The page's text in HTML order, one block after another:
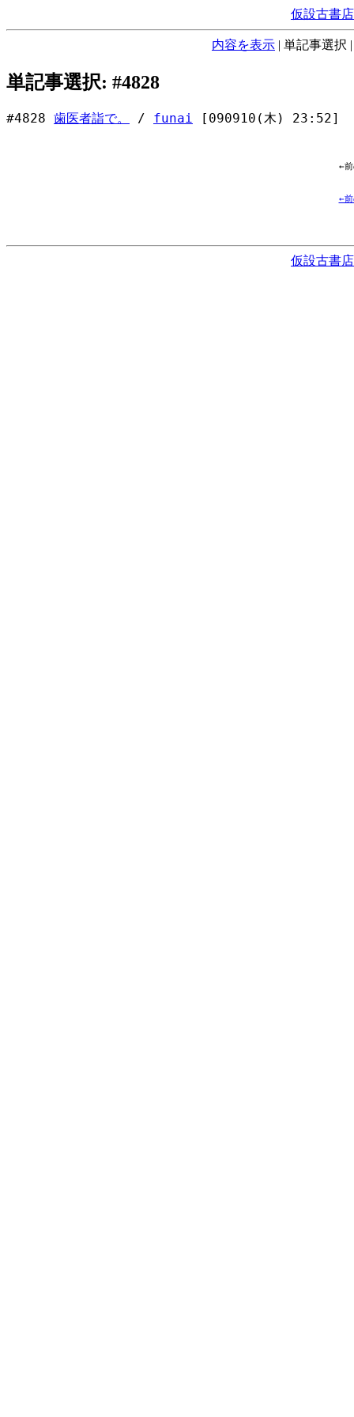
仮設古書店
内容を表示 | 単記事選択
単記事選択: #4828
#4828 歯医者詣で。 / funai [090910(木) 23:52]
←
←
仮設古書店